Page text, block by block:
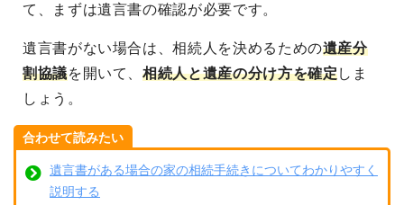
て、まずは遺言書の確認が必要です。
遺言書がない場合は、相続人を決めるための遺産分
割協議を開いて、相続人と遺産の分け方を確定しま
しょう。
合わせて読みたい
遺言書がある場合の家の相続手続きについてわかりやすく
説明する